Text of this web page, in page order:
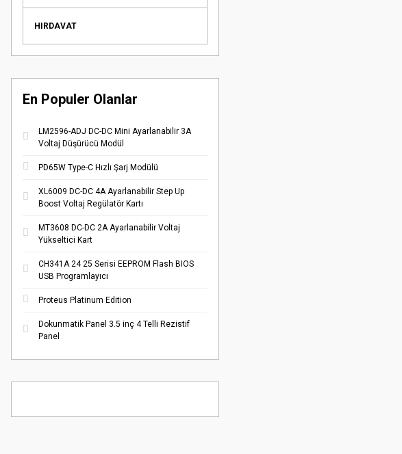
HIRDAVAT
En Populer Olanlar
LM2596-ADJ DC-DC Mini Ayarlanabilir 3A
Voltaj Düşürücü Modül
PD65W Type-C Hızlı Şarj Modülü
XL6009 DC-DC 4A Ayarlanabilir Step Up
Boost Voltaj Regülatör Kartı
MT3608 DC-DC 2A Ayarlanabilir Voltaj
Yükseltici Kart
CH341A 24 25 Serisi EEPROM Flash BIOS
USB Programlayıcı
Proteus Platinum Edition
Dokunmatik Panel 3.5 inç 4 Telli Rezistif
Panel